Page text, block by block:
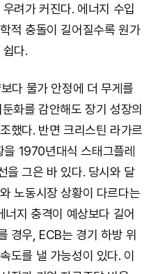
려가 커진다. 에너지 수입
적 충돌이 길어질수록 원가
다.
다 물가 안정에 더 무게를
화를 감안해도 장기 성장의
했다. 반면 크리스틴 라가르
1970년대식 스태그플레
을 그은 바 있다. 당시와 달
노동시장 상황이 다르다는
지 충격이 예상보다 길어
경우, ECB는 경기 하방 위
도를 낼 가능성이 있다. 이